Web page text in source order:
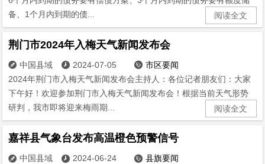
备、1个月内到期的债...
阅读全文
荆门市2024年入梅天气新闻发布会
 中国县域  2024-07-05  市区要闻
2024年荆门市入梅天气新闻发布会主持人：各位记者朋友们：大家
下午好！欢迎参加荆门市入梅天气新闻发布会！根据当前天气形势
研判，我市即将迎来梅雨期...
阅读全文
嘉祥县气象台发布高温橙色预警信号
 中国县域  2024-06-24  县旗要闻